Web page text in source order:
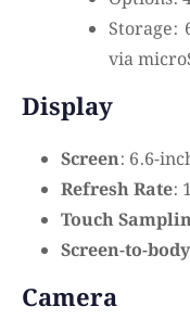
Storage:
via
Display
Screen: 6.6-
Refresh Rate:
Touch
Screen-to-
Camera